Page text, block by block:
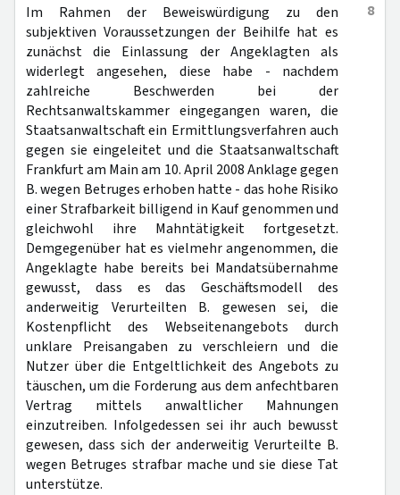
8
Im Rahmen der Beweiswürdigung zu den
subjektiven Voraussetzungen der Beihilfe hat es
zunächst die Einlassung der Angeklagten als
widerlegt angesehen, diese habe - nachdem
zahlreiche Beschwerden bei der
Rechtsanwaltskammer eingegangen waren, die
Staatsanwaltschaft ein Ermittlungsverfahren auch
gegen sie eingeleitet und die Staatsanwaltschaft
Frankfurt am Main am 10. April 2008 Anklage gegen
B. wegen Betruges erhoben hatte - das hohe Risiko
einer Strafbarkeit billigend in Kauf genommen und
gleichwohl ihre Mahntätigkeit fortgesetzt.
Demgegenüber hat es vielmehr angenommen, die
Angeklagte habe bereits bei Mandatsübernahme
gewusst, dass es das Geschäftsmodell des
anderweitig Verurteilten B. gewesen sei, die
Kostenpflicht des Webseitenangebots durch
unklare Preisangaben zu verschleiern und die
Nutzer über die Entgeltlichkeit des Angebots zu
täuschen, um die Forderung aus dem anfechtbaren
Vertrag mittels anwaltlicher Mahnungen
einzutreiben. Infolgedessen sei ihr auch bewusst
gewesen, dass sich der anderweitig Verurteilte B.
wegen Betruges strafbar mache und sie diese Tat
unterstütze.